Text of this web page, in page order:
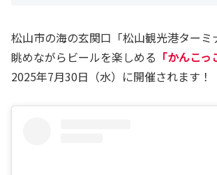
松山市の海の玄関口「松山観光港ターミ
眺めながらビールを楽しめる 「かんこっ
2025年7月30日（水）に開催されます！